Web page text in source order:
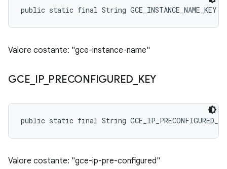
public static final String GCE_INSTANCE_NAME_KEY
Valore costante: "gce-instance-name"
GCE IP_ PRECONFIGURED KEY
public static final String
Valore costante: "gce-ip-pre-configured"